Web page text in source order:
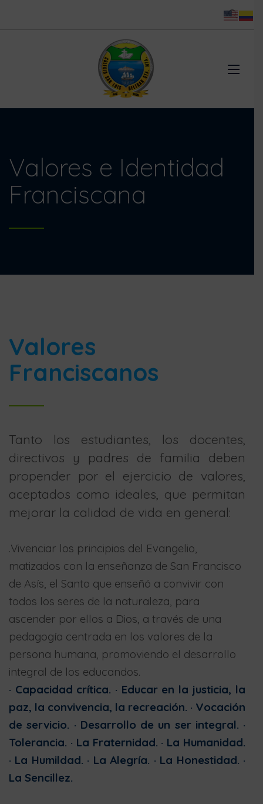
Valores e Identidad
Franciscana
Valores
Franciscanos
Tanto los estudiantes, los docentes,
directivos y padres de familia deben
propender por el ejercicio de valores,
aceptados como ideales, que permitan
mejorar la calidad de vida en general:
.Vivenciar los principios del Evangelio,
matizados con la enseñanza de San Francisco
de Asís, el Santo que enseñó a convivir con
todos los seres de la naturaleza, para
ascender por ellos a Dios, a través de una
pedagogía centrada en los valores de la
persona humana, promoviendo el desarrollo
integral de los educandos.
· Capacidad crítica. · Educar en la justicia, la
paz, la convivencia, la recreación. · Vocación
de servicio. · Desarrollo de un ser integral. ·
Tolerancia. · La Fraternidad. · La Humanidad.
· La Humildad. · La Alegría. · La Honestidad. ·
La Sencillez.